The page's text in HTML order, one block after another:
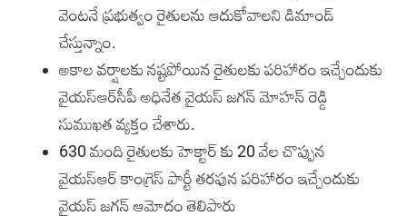
వెంటనే ప్రభుత్వం రైతులను ఆదుకోవాల‌ని డిమాండ్
చేస్తున్నాం.
అకాల వ‌ర్షాల‌కు న‌ష్ట‌పోయిన రైతులకు పరిహారం ఇచ్చేందుకు
వైయ‌స్ఆర్‌సీపీ అధినేత వైయ‌స్ జగన్ మోహన్ రెడ్డి
సుముఖ‌త వ్యక్తం చేశారు.
630 మంది రైతులకు హెక్టార్ కు 20 వేల చొప్పున
వైయ‌స్ఆర్ కాంగ్రెస్ పార్టీ తరఫున పరిహారం ఇచ్చేందుకు
వైయ‌స్ జ‌గ‌న్‌ ఆమోదం తెలిపారు